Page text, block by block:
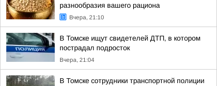
разнообразия вашего рациона
Вчера, 21:10
В Томске ищут свидетелей ДТП, в котором
пострадал подросток
Вчера, 21:04
В Томске сотрудники транспортной полиции